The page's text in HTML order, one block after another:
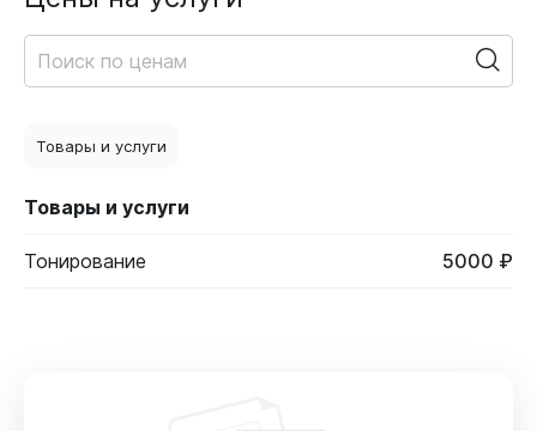
Товары и услуги
Товары и услуги
Тонирование 5000 ₽